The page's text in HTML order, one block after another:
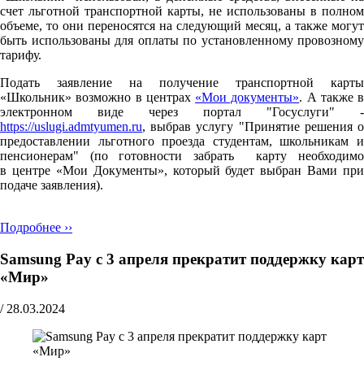
счет льготной транспортной карты, не использованы в полном
объеме, то они переносятся на следующий месяц, а также могут
быть использованы для оплаты по установленному провозному
тарифу.
Подать заявление на получение транспортной карты
«Школьник» возможно в центрах «Мои документы». А также в
электронном виде через портал "Госуслуги" -
https://uslugi.admtyumen.ru, выбрав услугу "Принятие решения о
предоставлении льготного проезда студентам, школьникам и
пенсионерам" (по готовности забрать карту необходимо
в центре «Мои Документы», который будет выбран Вами при
подаче заявления).
Подробнее ››
Samsung Pay с 3 апреля прекратит поддержку карт
«Мир»
/ 28.03.2024